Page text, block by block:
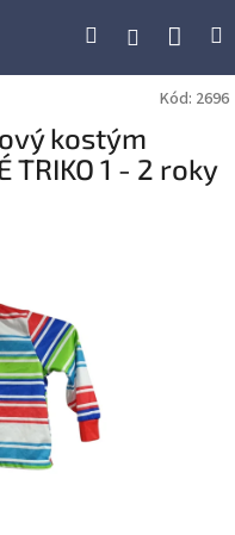
Hledat Přihlášení
Kód: 2696
kostým
TRIKO 1 - 2 roky